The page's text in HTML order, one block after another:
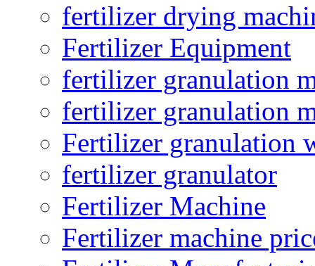
fertilizer drying
Fertilizer Equipment
fertilizer granulation
fertilizer granulation
Fertilizer granulation
fertilizer granulator
Fertilizer Machine
Fertilizer machine